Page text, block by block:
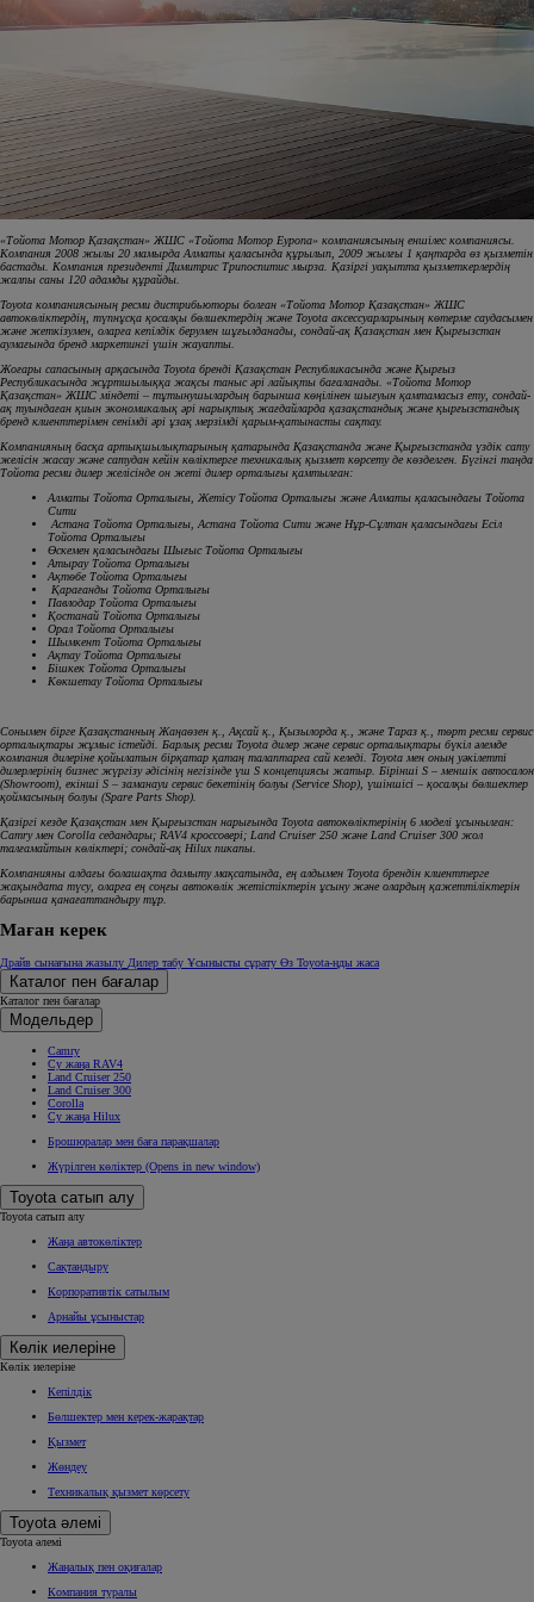
«Тойота Мотор Қазақстан» ЖШС «Тойота Мотор Еуропа» компаниясының еншілес компаниясы.
Компания 2008 жылы 20 мамырда Алматы қаласында құрылып, 2009 жылғы 1 қаңтарда өз қызметін
бастады. Компания президенті Димитрис Трипоспитис мырза. Қазіргі уақытта қызметкерлердің
жалпы саны 120 адамды құрайды.
Toyota компаниясының ресми дистрибьюторы болған «Тойота Мотор Қазақстан» ЖШС
автокөліктердің, түпнұсқа қосалқы бөлшектердің және Toyota аксессуарларының көтерме саудасымен
және жеткізумен, оларға кепілдік берумен шұғылданады, сондай-ақ Қазақстан мен Қырғызстан
аумағында бренд маркетингі үшін жауапты.
Жоғары сапасының арқасында Toyota бренді Қазақстан Республикасында және Қырғыз
Республикасында жұртшылыққа жақсы таныс әрі лайықты бағаланады. «Тойота Мотор
Қазақстан» ЖШС міндеті – тұтынушылардың барынша көңілінен шығуын қамтамасыз ету, сондай-
ақ туындаған қиын экономикалық әрі нарықтық жағдайларда қазақстандық және қырғызстандық
бренд клиенттерімен сенімді әрі ұзақ мерзімді қарым-қатынасты сақтау.
Компанияның басқа артықшылықтарының қатарында Қазақстанда және Қырғызстанда үздік сату
желісін жасау және сатудан кейін көліктерге техникалық қызмет көрсету де көзделген. Бүгінгі таңда
Тойота ресми дилер желісінде он жеті дилер орталығы қамтылған:
Алматы Тойота Орталығы, Жетiсу Тойота Орталығы және Алматы қаласындағы Тойота
Сити
Астана Тойота Орталығы, Астана Тойота Сити және Нұр-Сұлтан қаласындағы Есіл
Тойота Орталығы
Өскемен қаласындағы Шығыс Тойота Орталығы
Атырау Тойота Орталығы
Ақтөбе Тойота Орталығы
Қарағанды Тойота Орталығы
Павлодар Тойота Орталығы
Қостанай Тойота Орталығы
Орал Тойота Орталығы
Шымкент Тойота Орталығы
Ақтау Тойота Орталығы
Бішкек Тойота Орталығы
Көкшетау Тойота Орталығы
Сонымен бірге Қазақстанның Жаңаөзен қ., Ақсай қ., Қызылорда қ., және Тараз қ., төрт ресми сервис
орталықтары жұмыс істейді. Барлық ресми Toyota дилер және сервис орталықтары бүкіл әлемде
компания дилеріне қойылатын бірқатар қатаң талаптарға сай келеді. Toyota мен оның уәкілетті
дилерлерінің бизнес жүргізу әдісінің негізінде үш S концепциясы жатыр. Бірінші S – меншік автосалон
(Showroom), екінші S – заманауи сервис бекетінің болуы (Service Shop), үшіншісі – қосалқы бөлшектер
қоймасының болуы (Spare Parts Shop).
Қазіргі кезде Қазақстан мен Қырғызстан нарығында Toyota автокөліктерінің 6 моделі ұсынылған:
Camry мен Corolla седандары; RAV4 кроссовері; Land Cruiser 250 және Land Cruiser 300 жол
талғамайтын көліктері; сондай-ақ Hilux пикапы.
Компанияны алдағы болашақта дамыту мақсатында, ең алдымен Toyota брендін клиенттерге
жақындата түсу, оларға ең соңғы автокөлік жетістіктерін ұсыну және олардың қажеттіліктерін
барынша қанағаттандыру тұр.
Маған керек
Драйв сынағына жазылу Дилер табу Ұсынысты сұрату Өз Toyota-ңды жаса
Каталог пен бағалар
Каталог пен бағалар
Модельдер
Camry
Су жаңа RAV4
Land Cruiser 250
Land Cruiser 300
Corolla
Су жаңа Hilux
Брошюралар мен баға парақшалар
Жүрілген көліктер (Opens in new window)
Toyota сатып алу
Toyota сатып алу
Жаңа автокөліктер
Сақтандыру
Корпоративтік сатылым
Арнайы ұсыныстар
Көлік иелеріне
Көлік иелеріне
Кепілдік
Бөлшектер мен керек-жарақтар
Қызмет
Жөндеу
Техникалық қызмет көрсету
Toyota әлемі
Toyota әлемі
Жаңалық пен оқиғалар
Компания туралы